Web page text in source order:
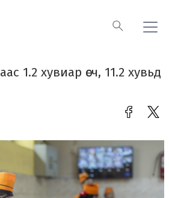
1.2 хувиар өсч, 11.2 хувьд